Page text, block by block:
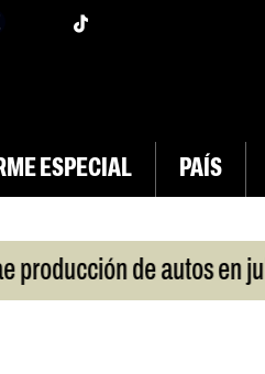
facebook
ESPECIAL PAÍS
de autos en julio |